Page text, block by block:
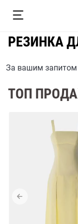
РЕЗИНКА
За вашим запитом
ТОП